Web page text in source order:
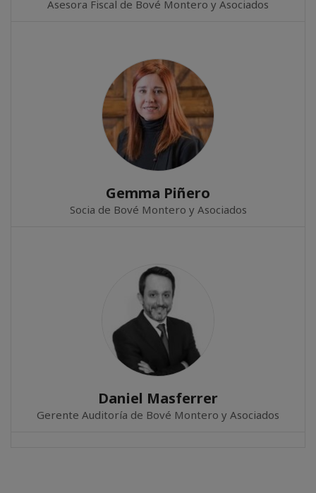
Asesora Fiscal de Bové Montero y Asociados
Gemma Piñero
Socia de Bové Montero y Asociados
Daniel Masferrer
Gerente Auditoría de Bové Montero y Asociados